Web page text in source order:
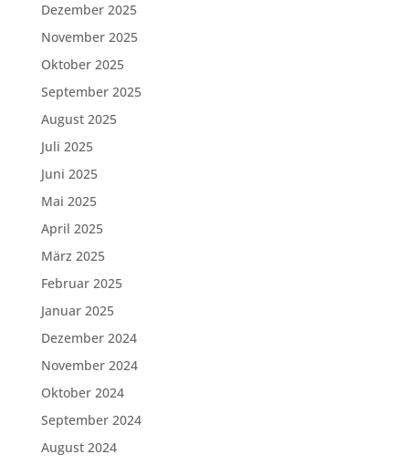
Dezember 2025
November 2025
Oktober 2025
September 2025
August 2025
Juli 2025
Juni 2025
Mai 2025
April 2025
März 2025
Februar 2025
Januar 2025
Dezember 2024
November 2024
Oktober 2024
September 2024
August 2024